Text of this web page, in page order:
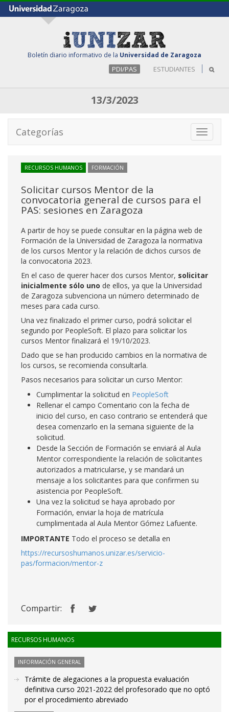
Boletín diario informativo de la Universidad de Zaragoza
PDI/PAS ESTUDIANTES
13/3/2023
Toggle
Categorías
RECURSOS HUMANOS FORMACIÓN
Solicitar cursos Mentor de la
convocatoria general de cursos para el
PAS: sesiones en Zaragoza
A partir de hoy se puede consultar en la página web de
Formación de la Universidad de Zaragoza la normativa
de los cursos Mentor y la relación de dichos cursos de
la convocatoria 2023.
En el caso de querer hacer dos cursos Mentor, solicitar
inicialmente sólo uno de ellos, ya que la Universidad
de Zaragoza subvenciona un número determinado de
meses para cada curso.
Una vez finalizado el primer curso, podrá solicitar el
segundo por PeopleSoft. El plazo para solicitar los
cursos Mentor finalizará el 19/10/2023.
Dado que se han producido cambios en la normativa de
los cursos, se recomienda consultarla.
Pasos necesarios para solicitar un curso Mentor:
Cumplimentar la solicitud en PeopleSoft
Rellenar el campo Comentario con la fecha de
inicio del curso, en caso contrario se entenderá que
desea comenzarlo en la semana siguiente de la
solicitud.
Desde la Sección de Formación se enviará al Aula
Mentor correspondiente la relación de solicitantes
autorizados a matricularse, y se mandará un
mensaje a los solicitantes para que confirmen su
asistencia por PeopleSoft.
Una vez la solicitud se haya aprobado por
Formación, enviar la hoja de matrícula
cumplimentada al Aula Mentor Gómez Lafuente.
IMPORTANTE Todo el proceso se detalla en
https://recursoshumanos.unizar.es/servicio-
pas/formacion/mentor-z
Compartir:
RECURSOS HUMANOS
INFORMACIÓN GENERAL
Trámite de alegaciones a la propuesta evaluación
definitiva curso 2021-2022 del profesorado que no optó
por el procedimiento abreviado